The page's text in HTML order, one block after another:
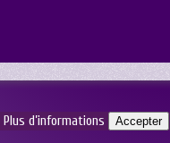
Plus d’informations Accepter